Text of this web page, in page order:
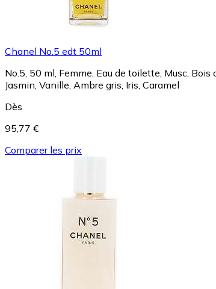
Chanel No.5 edt 50ml
No.5, 50 ml, Femme, Eau de toilette, Musc,
Jasmin, Vanille, Ambre gris, Iris, Caramel
Dès
95,77 €
Comparer les prix